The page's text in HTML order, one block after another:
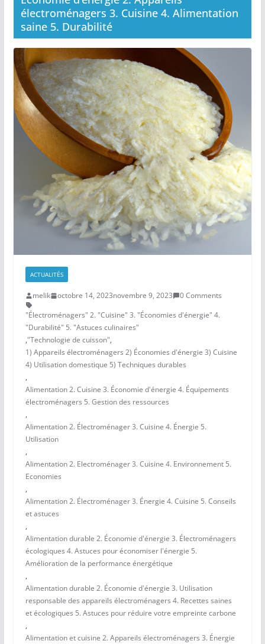
électroménagers 3. Cuisine 4. Alimentation
saine 5. Durabilité
ACTUALITÉS
melik octobre 14, 2023novembre 9, 2023
0 Comments
"Électroménagers" 2. "Cuisine" 3. "Économies d'énergie" 4.
"Durabilité" 5. "Astuces culinaires"
,"Technologie de cuisson",
1) Appareils électroménagers 2) Économies d'énergie 3) Cuisine
4) Utilisation domestique 5) Techniques durables
,
Alimentation 2. Cuisine 3. Économie d'énergie 4. Équipements
électroménagers 5. Gestion des ressources
,
Alimentation 2. Électroménager 3. Cuisine 4. Énergie 5.
Utilisation
,
Alimentation 2. Electroménager 3. Cuisine 4. Environnement 5.
Economies
,
Alimentation 2. Électroménager 3. Énergie 4. Cuisine 5. Conseils
et astuces
,
Alimentation durable 2. Économie d'énergie 3. Électroménagers
écologiques 4. Astuces pour économiser l'énergie 5.
Amélioration de la performance énergétique
,
Alimentation durable 2. Économie d'énergie 3. Utilisation
responsable des appareils électroménagers 4. Recettes saines
et écologiques 5. Astuces pour réduire votre empreinte carbone
,
Alimentation et cuisine 2. Appareils électroménagers 3. Énergie